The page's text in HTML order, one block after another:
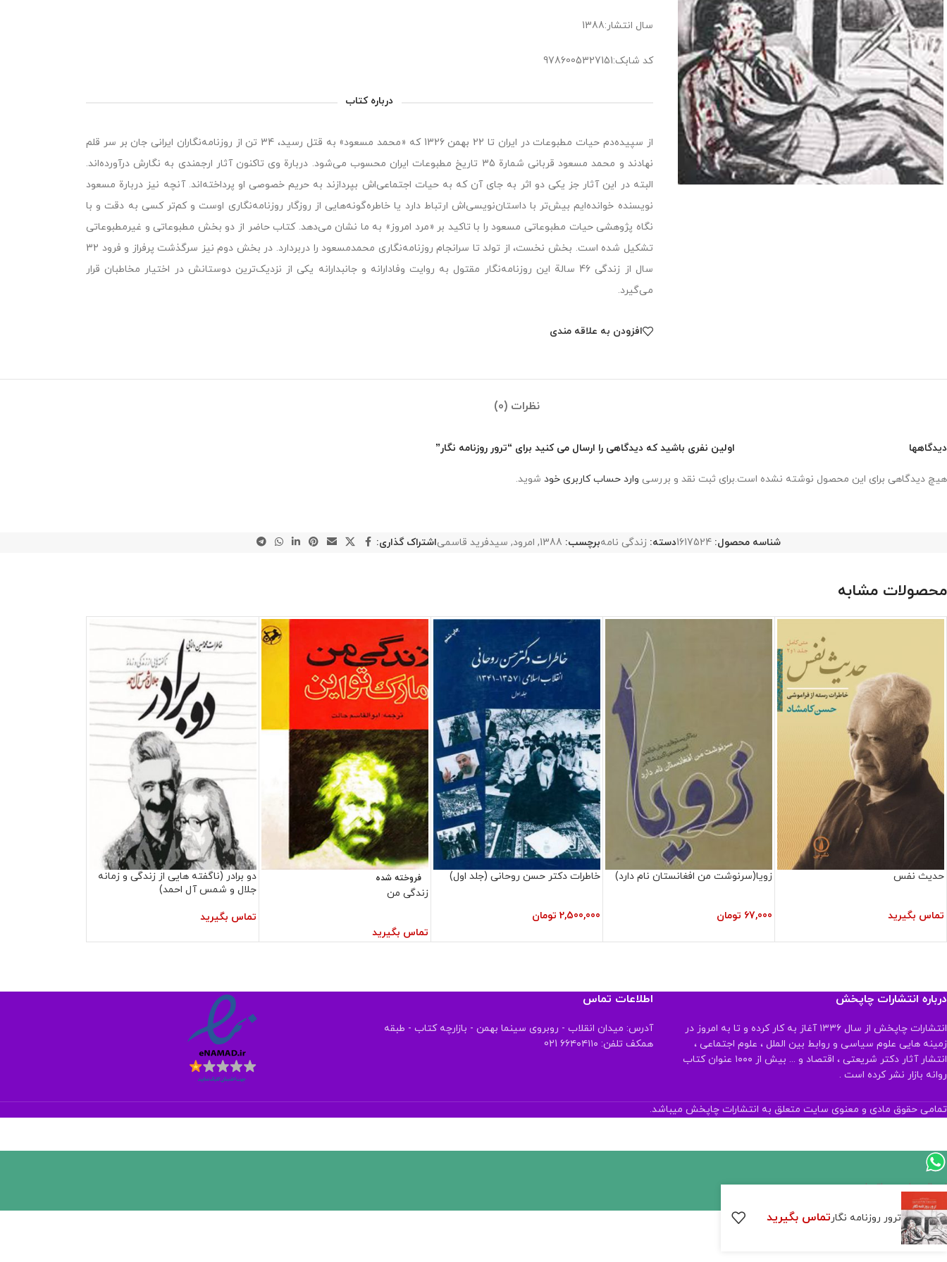
سال انتشار:1388
کد شابک:9786005327151
درباره کتاب
از سپیده‌دم حیات مطبوعات در ایران تا 22 بهمن 1326 که «محمد مسعود» به قتل رسید، 34 تن از روزنامه‌نگاران ایرانی جان بر سر قلم
نهادند و محمد مسعود قربانی شمارة 35 تاریخ مطبوعات ایران محسوب می‌شود. دربارة وی تاکنون آثار ارجمندی به نگارش درآورده‌اند.
البته در این آثار جز یکی دو اثر به جای آن که به حیات اجتماعی‌اش بپردازند به حریم خصوصی او پرداخته‌اند. آنچه نیز دربارة مسعود
نویسنده خوانده‌ایم بیش‌تر با داستان‌نویسی‌اش ارتباط دارد یا خاطره‌گونه‌هایی از روزگار روزنامه‌نگاری اوست و کم‌تر کسی به دقت و با
نگاه پژوهشی حیات مطبوعاتی مسعود را با تاکید بر «مرد امروز» به ما نشان می‌دهد. کتاب حاضر از دو بخش مطبوعاتی و غیرمطبوعاتی
تشکیل شده است. بخش نخست، از تولد تا سرانجام روزنامه‌نگاری محمدمسعود را دربردارد. در بخش دوم نیز سرگذشت پرفراز و فرود 32
سال از زندگی 46 سالة این روزنامه‌نگار مقتول به روایت وفادارانه و جانبدارانه یکی از نزدیک‌ترین دوستانش در اختیار مخاطبان قرار
می‌گیرد.
افزودن به علاقه مندی
نظرات (0)
دیدگاهها
هیچ دیدگاهی برای این محصول نوشته نشده است.
اولین نفری باشید که دیدگاهی را ارسال می کنید برای “ترور روزنامه نگار”
برای ثبت نقد و بررسی وارد حساب کاربری خود شوید.
شناسه محصول: 1617524دسته: زندگی نامهبرچسب: 1388
, امرود, سیدفرید قاسمیاشتراک گذاری:
محصولات مشابه
حدیث نفس
تماس بگیرید
زویا(سرنوشت من افغانستان نام دارد)
67,000 تومان
خاطرات دکتر حسن روحانی (جلد اول)
2,500,000 تومان
فروخته شده
زندگی من
تماس بگیرید
دو برادر (ناگفته هایی از زندگی و زمانه
جلال و شمس آل احمد)
تماس بگیرید
درباره انتشارات چاپخش
انتشارات چاپخش از سال ۱۳۳۶ آغاز به کار کرده و تا به امروز در
زمینه هایی علوم سیاسی و روابط بین الملل ، علوم اجتماعی ،
انتشار آثار دکتر شریعتی ، اقتصاد و ... بیش از ۱۰۰۰ عنوان کتاب
روانه بازار نشر کرده است .
اطلاعات تماس
آدرس: میدان انقلاب - روبروی سینما بهمن - بازارچه کتاب - طبقه
همکف تلفن: ۶۶۴۰۴۱۱۰ 021
تمامی حقوق مادی و معنوی سایت متعلق به انتشارات چاپخش میباشد.
ترور روزنامه نگار تماس بگیرید
اگر
موجود
نیست,
شاید